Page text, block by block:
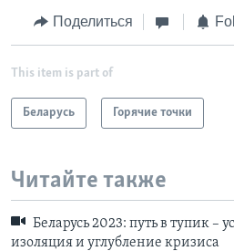
Поделиться
This item is part of
Беларусь Горячие точки
Читайте также
Беларусь 2023: путь в тупик –
изоляция и углубление кризиса